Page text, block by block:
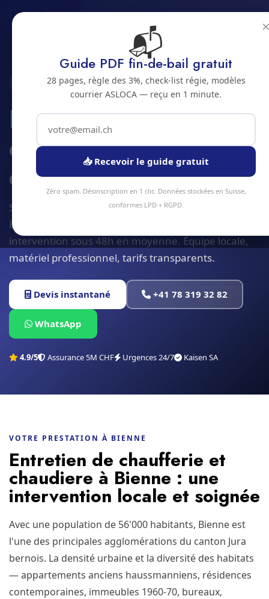
Entretien de chaufferie et chaudiere
Jura bernois Bienne
2500 · JURA BERNOIS
Entretien de
chaufferie et
chaudiere a Bienne
Service entretien de chaufferie et chaudiere à
Bienne et alentours. Devis gratuit sous 24h,
intervention sous 48h en moyenne. Équipe locale,
matériel professionnel, tarifs transparents.
Devis instantané +41 78 319 32 82
WhatsApp
4.9/5 Assurance 5M CHF Urgences 24/7 Kaisen SA
VOTRE PRESTATION À BIENNE
Entretien de chaufferie et
chaudiere à Bienne : une
intervention locale et soignée
Avec une population de 56'000 habitants, Bienne est
l'une des principales agglomérations du canton Jura
bernois. La densité urbaine et la diversité des habitats
— appartements anciens haussmanniens, résidences
contemporaines, immeubles 1960-70, bureaux,
📬
Guide PDF fin-de-bail gratuit
28 pages, règle des 3%, check-list régie, modèles
courrier ASLOCA — reçu en 1 minute.
📥 Recevoir le guide gratuit
Zéro spam. Désinscription en 1 clic. Données stockées en Suisse,
conformes LPD + RGPD.